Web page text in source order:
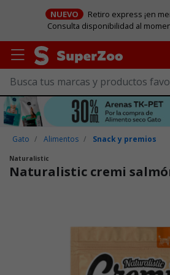
NUEVO
Retiro express ¡en
Consulta disponibilidad al
Gato Alimentos Snack y premios
Naturalistic
Naturalistic cremi